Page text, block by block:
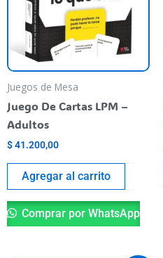
Juegos de Mesa
Juego De Cartas LPM –
Adultos
$41.200,00
Agregar al carrito
Comprar por WhatsApp